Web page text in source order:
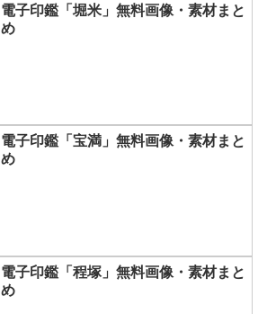
電子印鑑「堀米」無料画像・素材まと
め
電子印鑑「宝満」無料画像・素材まと
め
電子印鑑「程塚」無料画像・素材まと
め